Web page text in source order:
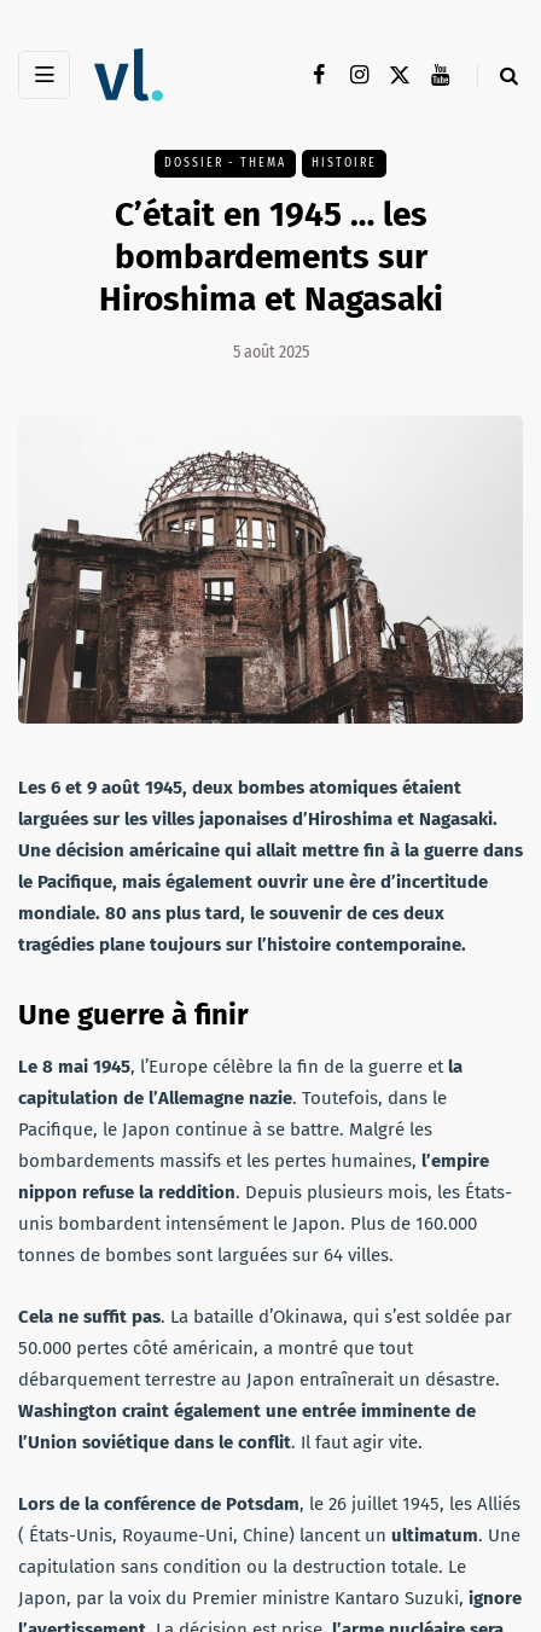
DOSSIER - THEMA HISTOIRE
C’était en 1945 … les
bombardements sur
Hiroshima et Nagasaki
5 août 2025
Les 6 et 9 août 1945, deux bombes atomiques étaient
larguées sur les villes japonaises d’Hiroshima et Nagasaki.
Une décision américaine qui allait mettre fin à la guerre dans
le Pacifique, mais également ouvrir une ère d’incertitude
mondiale. 80 ans plus tard, le souvenir de ces deux
tragédies plane toujours sur l’histoire contemporaine.
Une guerre à finir
Le 8 mai 1945, l’Europe célèbre la fin de la guerre etla
capitulation de l’Allemagne nazie. Toutefois, dans le
Pacifique, le Japon continue à se battre. Malgré les
bombardements massifs et les pertes humaines, l’empire
nippon refuse la reddition. Depuis plusieurs mois, les États-
unis bombardent intensément le Japon. Plus de 160.000
tonnes de bombes sont larguées sur 64 villes.
Cela ne suffit pas. La bataille d’Okinawa, qui s’est soldée par
50.000 pertes côté américain, a montré que tout
débarquement terrestre au Japon entraînerait un désastre.
Washington craint également une entrée imminente de
l’Union soviétique dans le conflit. Il faut agir vite.
Lors de la conférence de Potsdam, le 26 juillet 1945, les Alliés
( États-Unis, Royaume-Uni, Chine) lancent un ultimatum. Une
capitulation sans condition ou la destruction totale. Le
Japon, par la voix du Premier ministre Kantaro Suzuki, ignore